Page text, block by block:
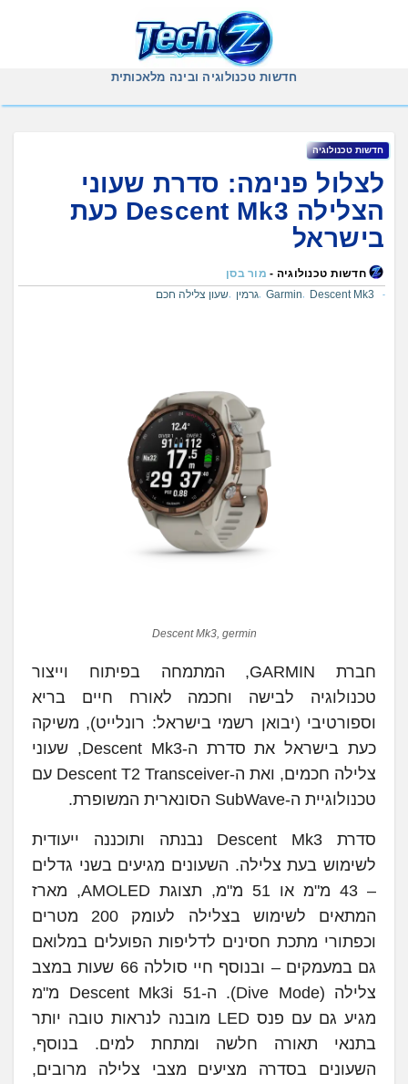
חדשות טכנולוגיה ובינה מלאכותית
חדשות טכנולוגיה
לצלול פנימה: סדרת שעוני
הצלילה Descent Mk3 כעת
בישראל
חדשות טכנולוגיה - מור בסן
Descent Mk3
Garmin גרמין שעון צלילה חכם
Descent Mk3, germin
חברת GARMIN, המתמחה בפיתוח וייצור
טכנולוגיה לבישה וחכמה לאורח חיים בריא
וספורטיבי (יבואן רשמי בישראל: רונלייט), משיקה
כעת בישראל את סדרת ה-Descent Mk3, שעוני
צלילה חכמים, ואת ה-Descent T2 Transceiver עם
טכנולוגיית ה-SubWave הסונארית המשופרת.
סדרת Descent Mk3 נבנתה ותוכננה ייעודית
לשימוש בעת צלילה. השעונים מגיעים בשני גדלים
– 43 מ"מ או 51 מ"מ, תצוגת AMOLED, מארז
המתאים לשימוש בצלילה לעומק 200 מטרים
וכפתורי מתכת חסינים לדליפות הפועלים במלואם
גם במעמקים – ובנוסף חיי סוללה 66 שעות במצב
צלילה (Dive Mode). ה-Descent Mk3i 51 מ"מ
מגיע גם עם פנס LED מובנה לנראות טובה יותר
בתנאי תאורה חלשה ומתחת למים. בנוסף,
השעונים בסדרה מציעים מצבי צלילה מרובים,